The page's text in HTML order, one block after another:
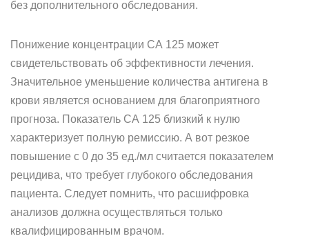
без дополнительного обследования.
Понижение концентрации СА 125 может
свидетельствовать об эффективности лечения.
Значительное уменьшение количества антигена в
крови является основанием для благоприятного
прогноза. Показатель СА 125 близкий к нулю
характеризует полную ремиссию. А вот резкое
повышение с 0 до 35 ед./мл считается показателем
рецидива, что требует глубокого обследования
пациента. Следует помнить, что расшифровка
анализов должна осуществляться только
квалифицированным врачом.